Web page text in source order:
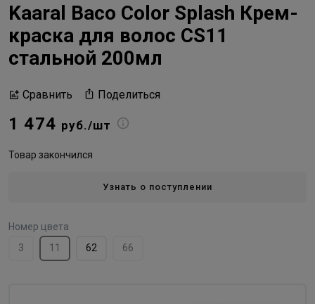
Kaaral Baco Color Splash Крем-
краска для волос CS11
стальной 200мл
Сравнить Поделиться
1 474 руб./шт
Товар закончился
Узнать о поступлении
Номер цвета
3
11 62 66